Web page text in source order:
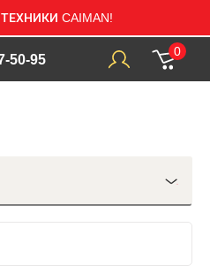
CAIMAN!
50-95
0